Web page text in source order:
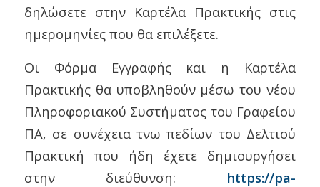
δηλώσετε στην Καρτέλα Πρακτικής στις
ημερομηνίες που θα επιλέξετε.
Οι Φόρμα Εγγραφής και η Καρτέλα
Πρακτικής θα υποβληθούν μέσω του νέου
Πληροφοριακού Συστήματος του Γραφείου
ΠΑ, σε συνέχεια τνω πεδίων του Δελτιού
Πρακτική που ήδη έχετε δημιουργήσει
στην διεύθυνση: https://pa-